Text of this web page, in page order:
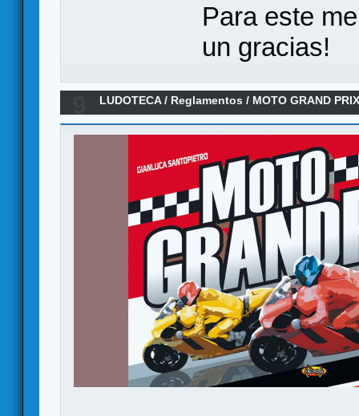
Para este
un gracias!
LUDOTECA/ Reglamentos / MOTO GRAND